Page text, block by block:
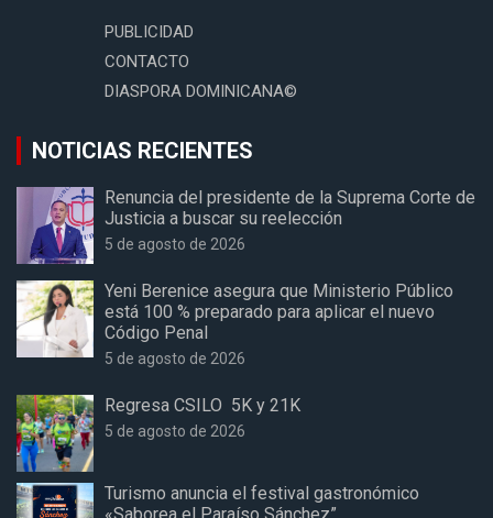
PUBLICIDAD
CONTACTO
DIASPORA DOMINICANA©
NOTICIAS RECIENTES
Renuncia del presidente de la Suprema Corte de
Justicia a buscar su reelección
5 de agosto de 2026
Yeni Berenice asegura que Ministerio Público
está 100 % preparado para aplicar el nuevo
Código Penal
5 de agosto de 2026
Regresa CSILO 5K y 21K
5 de agosto de 2026
Turismo anuncia el festival gastronómico